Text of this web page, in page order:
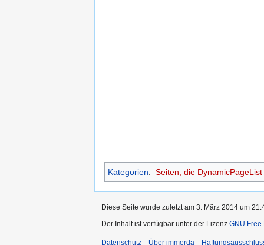
Kategorien: Seiten, die
Diese Seite wurde zuletzt am 3. März 2014 um
Der Inhalt ist verfügbar unter der Lizenz GNU Free
Datenschutz Über immerda